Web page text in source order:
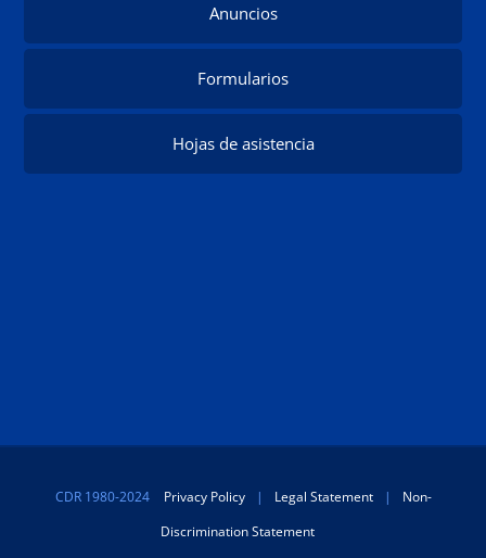
Anuncios
Formularios
Hojas de asistencia
CDR 1980-2024 Privacy Policy | Legal Statement |
Non-
Discrimination Statement